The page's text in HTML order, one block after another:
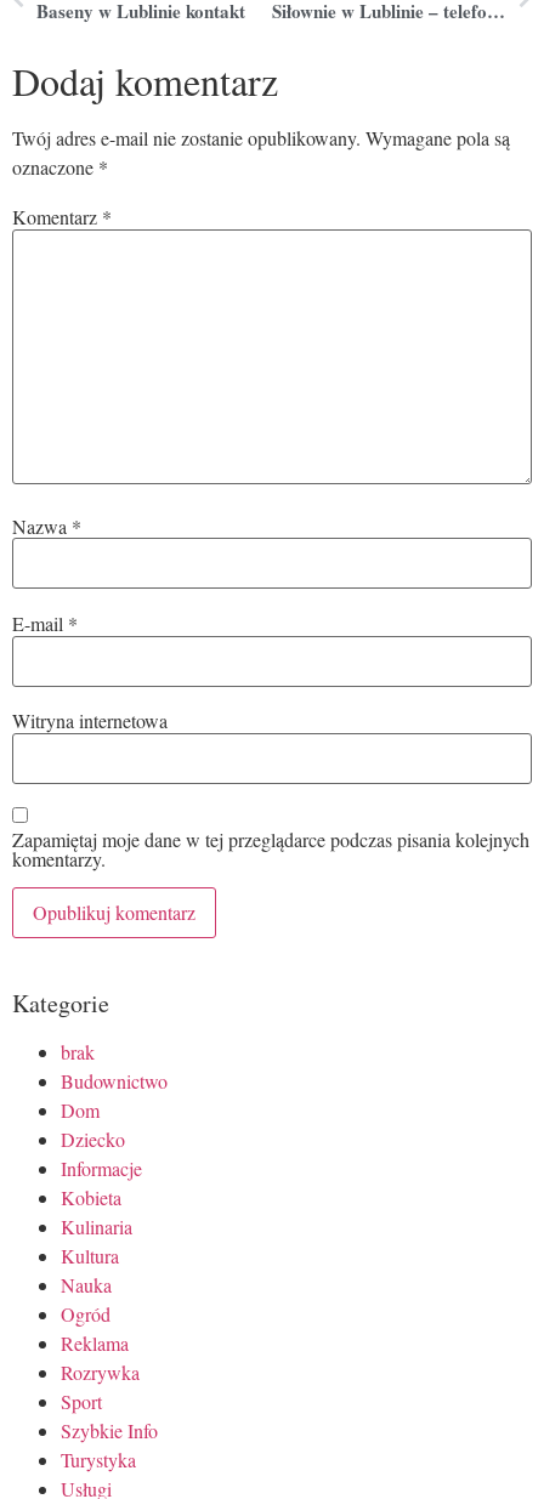
Baseny w Lublinie kontakt Siłownie w Lublinie – telefony kontaktowe
Dodaj komentarz
Twój adres e-mail nie zostanie opublikowany. Wymagane pola są
oznaczone *
Komentarz *
Nazwa *
E-mail *
Witryna internetowa
Zapamiętaj moje dane w tej przeglądarce podczas pisania kolejnych
komentarzy.
Kategorie
brak
Budownictwo
Dom
Dziecko
Informacje
Kobieta
Kulinaria
Kultura
Nauka
Ogród
Reklama
Rozrywka
Sport
Szybkie Info
Turystyka
Usługi